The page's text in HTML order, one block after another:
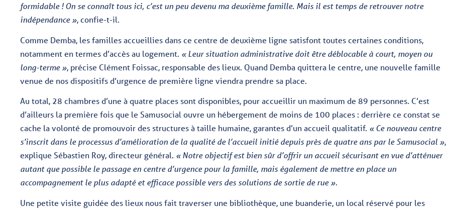
formidable ! On se connaît tous ici, c’est un peu devenu ma deuxième famille. Mais il est temps de retrouver notre
indépendance », confie-t-il.
Comme Demba, les familles accueillies dans ce centre de deuxième ligne satisfont toutes certaines conditions,
notamment en termes d’accès au logement. « Leur situation administrative doit être déblocable à court, moyen ou
long-terme », précise Clément Foissac, responsable des lieux. Quand Demba quittera le centre, une nouvelle famille
venue de nos dispositifs d’urgence de première ligne viendra prendre sa place.
Au total, 28 chambres d’une à quatre places sont disponibles, pour accueillir un maximum de 89 personnes. C’est
d’ailleurs la première fois que le Samusocial ouvre un hébergement de moins de 100 places : derrière ce constat se
cache la volonté de promouvoir des structures à taille humaine, garantes d’un accueil qualitatif. « Ce nouveau centre
s’inscrit dans le processus d’amélioration de la qualité de l’accueil initié depuis près de quatre ans par le Samusocial »,
explique Sébastien Roy, directeur général. « Notre objectif est bien sûr d’offrir un accueil sécurisant en vue d’atténuer
autant que possible le passage en centre d’urgence pour la famille, mais également de mettre en place un
accompagnement le plus adapté et efficace possible vers des solutions de sortie de rue ».
Une petite visite guidée des lieux nous fait traverser une bibliothèque, une buanderie, un local réservé pour les